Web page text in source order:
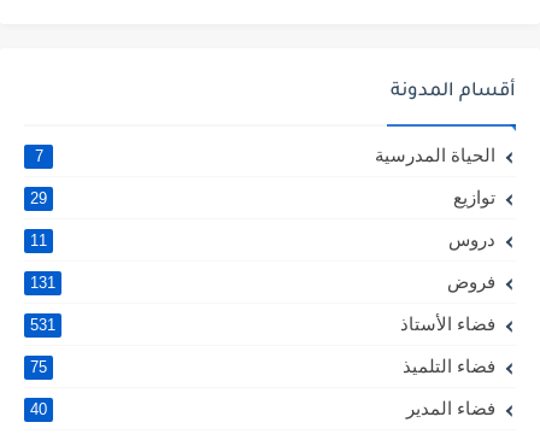
أقسام المدونة
الحياة المدرسية 7
توازيع 29
دروس 11
فروض 131
فضاء الأستاذ 531
فضاء التلميذ 75
فضاء المدير 40